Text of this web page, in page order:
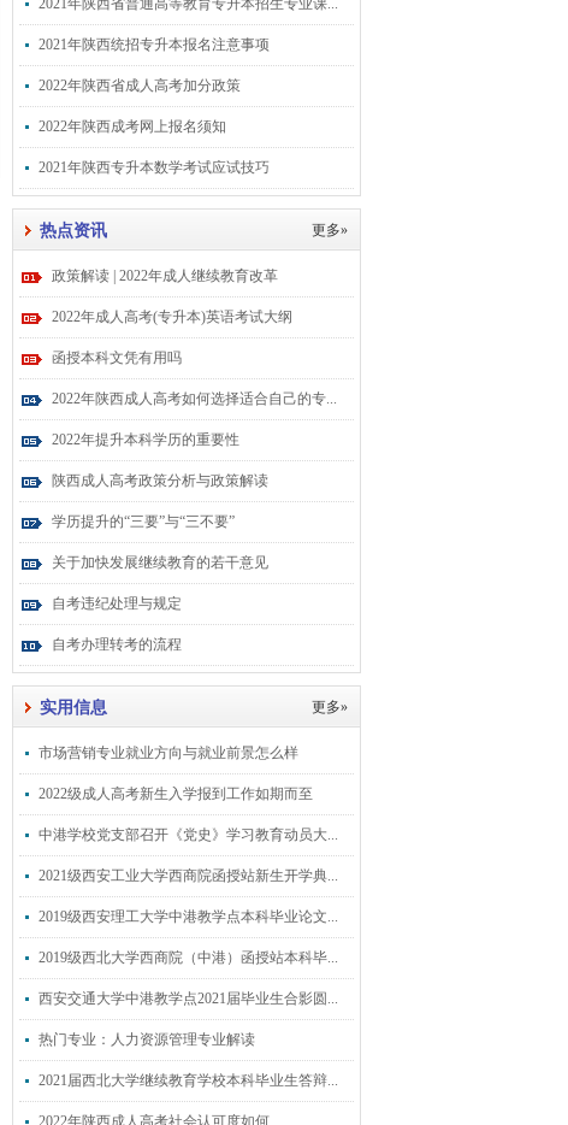
2021年陕西省普通高等教育专升本招生专业课...
2021年陕西统招专升本报名注意事项
2022年陕西省成人高考加分政策
2022年陕西成考网上报名须知
2021年陕西专升本数学考试应试技巧
热点资讯 更多»
政策解读 | 2022年成人继续教育改革
2022年成人高考(专升本)英语考试大纲
函授本科文凭有用吗
2022年陕西成人高考如何选择适合自己的专...
2022年提升本科学历的重要性
陕西成人高考政策分析与政策解读
学历提升的“三要”与“三不要”
关于加快发展继续教育的若干意见
自考违纪处理与规定
自考办理转考的流程
实用信息 更多»
市场营销专业就业方向与就业前景怎么样
2022级成人高考新生入学报到工作如期而至
中港学校党支部召开《党史》学习教育动员大...
2021级西安工业大学西商院函授站新生开学典...
2019级西安理工大学中港教学点本科毕业论文...
2019级西北大学西商院（中港）函授站本科毕...
西安交通大学中港教学点2021届毕业生合影圆...
热门专业：人力资源管理专业解读
2021届西北大学继续教育学校本科毕业生答辩...
2022年陕西成人高考社会认可度如何